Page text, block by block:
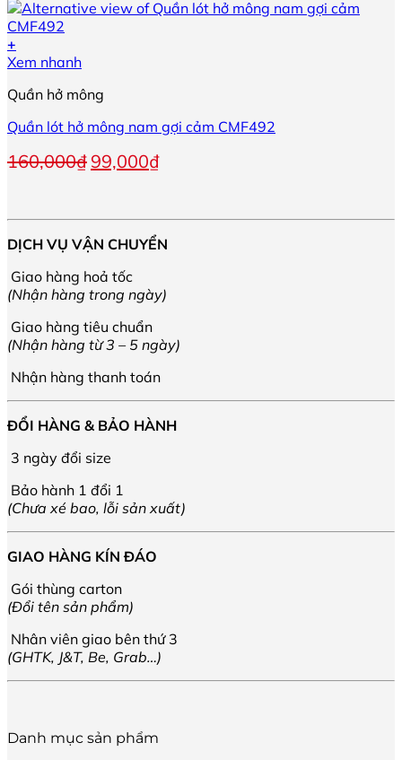
chọn
có
thể
được
chọn
trên
trang
sản
phẩm
65,000₫.
+
Sản
này
nhiều
biến
thể.
chọn
có
thể
được
chọn
trang
sản
Xem nhanh
Quần hở mông
Quần lót hở mông nam gợi cảm CMF492
160,000₫ Giá
gốc
99,000₫Giá
DỊCH VỤ VẬN CHUYỂN
Giao hàng hoả tốc
(Nhận hàng trong ngày)
Giao hàng tiêu chuẩn
(Nhận hàng từ 3 – 5 ngày)
Nhận hàng thanh toán
ĐỔI HÀNG & BẢO HÀNH
3 ngày đổi size
Bảo hành 1 đổi 1
(Chưa xé bao, lỗi sản xuất)
GIAO HÀNG KÍN ĐÁO
Gói thùng carton
(Đổi tên sản phẩm)
Nhân viên giao bên thứ 3
(GHTK, J&T, Be, Grab…)
Danh mục sản phẩm